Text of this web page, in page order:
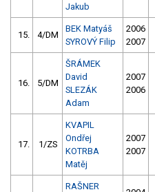
Jakub
15. 4/DM
BEK Matyáš
SYROVÝ Filip
2006
2007
16. 5/DM
ŠRÁMEK
David
SLEZÁK
Adam
2007
2006
17. 1/ZS
KVAPIL
Ondřej
KOTRBA
Matěj
2007
2007
RAŠNER